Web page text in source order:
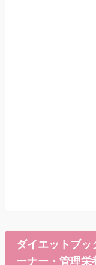
ダイエットブ
ーナー・管理栄